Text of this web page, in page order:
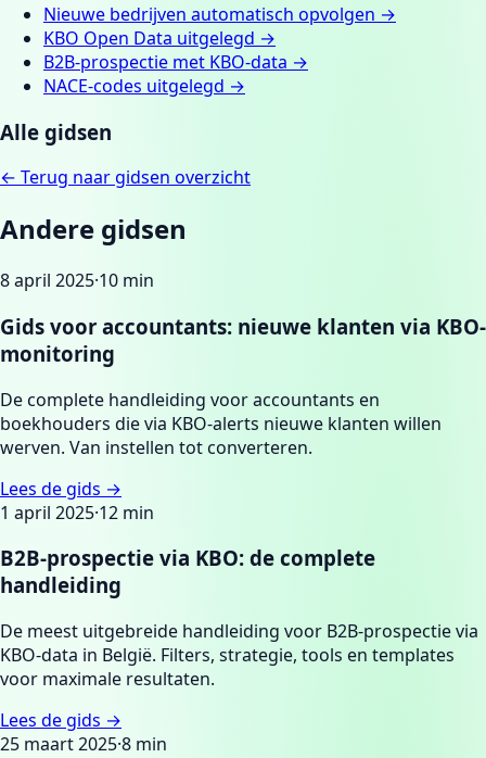
Nieuwe bedrijven automatisch opvolgen →
KBO Open Data uitgelegd →
B2B-prospectie met KBO-data →
NACE-codes uitgelegd →
Alle gidsen
← Terug naar gidsen overzicht
Andere gidsen
8 april 2025·10 min
Gids voor accountants: nieuwe klanten via KBO-
monitoring
De complete handleiding voor accountants en
boekhouders die via KBO-alerts nieuwe klanten willen
werven. Van instellen tot converteren.
Lees de gids →
1 april 2025·12 min
B2B-prospectie via KBO: de complete
handleiding
De meest uitgebreide handleiding voor B2B-prospectie via
KBO-data in België. Filters, strategie, tools en templates
voor maximale resultaten.
Lees de gids →
25 maart 2025·8 min